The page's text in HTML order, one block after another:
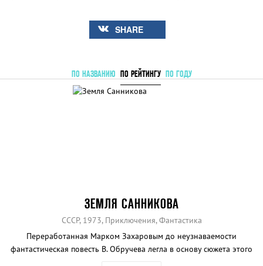
SHARE
ПО НАЗВАНИЮ ПО РЕЙТИНГУ ПО ГОДУ
ЗЕМЛЯ САННИКОВА
СССР, 1973, Приключения, Фантастика
Переработанная Марком Захаровым до неузнаваемости
фантастическая повесть В. Обручева легла в основу сюжета этого